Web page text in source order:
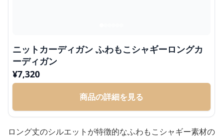
ニットカーディガン ふわもこシャギーロングカ
ーディガン
¥7,320
商品の詳細を見る
ロング丈のシルエットが特徴的なふわもこシャギー素材の